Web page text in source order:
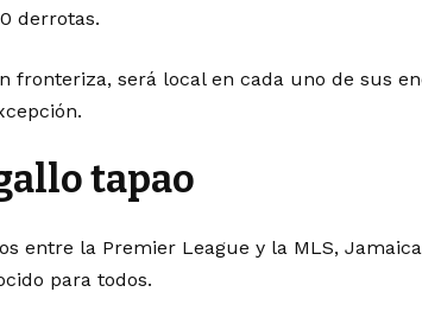
derrotas.
fronteriza, será local en cada uno de sus
tapao
entre la Premier League y la MLS,
para todos.